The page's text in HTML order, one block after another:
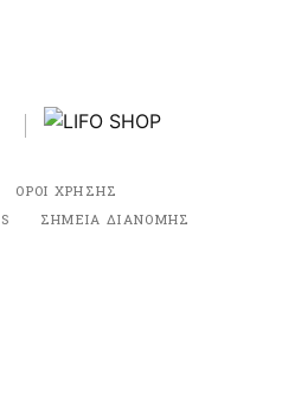
ΟΡΟΙ ΧΡΗΣΗΣ
ΣΗΜΕΙΑ ΔΙΑΝΟΜΗΣ